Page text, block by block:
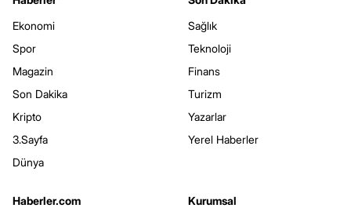
Ekonomi
Spor
Magazin
Son Dakika
Kripto
3.Sayfa
Dünya
Sağlık
Teknoloji
Finans
Turizm
Yazarlar
Yerel Haberler
Haberler.com
Kurumsal